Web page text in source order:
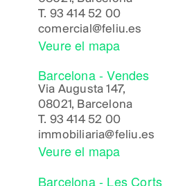
T. 93 414 52 00
comercial@feliu.es
Veure el mapa
Barcelona - Vendes
Via Augusta 147,
08021, Barcelona
T. 93 414 52 00
immobiliaria@feliu.es
Veure el mapa
Barcelona - Les Corts